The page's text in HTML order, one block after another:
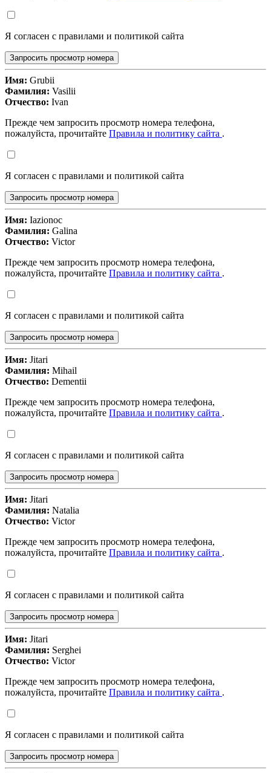
Я согласен с правилами и политикой сайта
Запросить просмотр номера
Имя: Grubii
Фамилия: Vasilii
Отчество: Ivan
Прежде чем запросить просмотр номера телефона,
пожалуйста, прочитайте Правила и политику сайта .
Я согласен с правилами и политикой сайта
Запросить просмотр номера
Имя: Iazionoc
Фамилия: Galina
Отчество: Victor
Прежде чем запросить просмотр номера телефона,
пожалуйста, прочитайте Правила и политику сайта .
Я согласен с правилами и политикой сайта
Запросить просмотр номера
Имя: Jitari
Фамилия: Mihail
Отчество: Dementii
Прежде чем запросить просмотр номера телефона,
пожалуйста, прочитайте Правила и политику сайта .
Я согласен с правилами и политикой сайта
Запросить просмотр номера
Имя: Jitari
Фамилия: Natalia
Отчество: Victor
Прежде чем запросить просмотр номера телефона,
пожалуйста, прочитайте Правила и политику сайта .
Я согласен с правилами и политикой сайта
Запросить просмотр номера
Имя: Jitari
Фамилия: Serghei
Отчество: Victor
Прежде чем запросить просмотр номера телефона,
пожалуйста, прочитайте Правила и политику сайта .
Я согласен с правилами и политикой сайта
Запросить просмотр номера